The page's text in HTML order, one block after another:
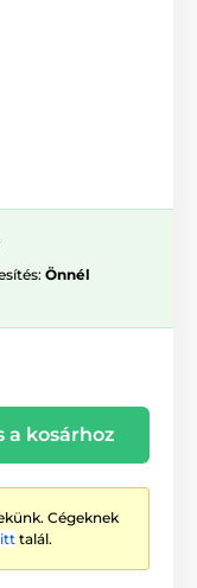
Önnél
a kosárhoz
Cégeknek
itt talál.